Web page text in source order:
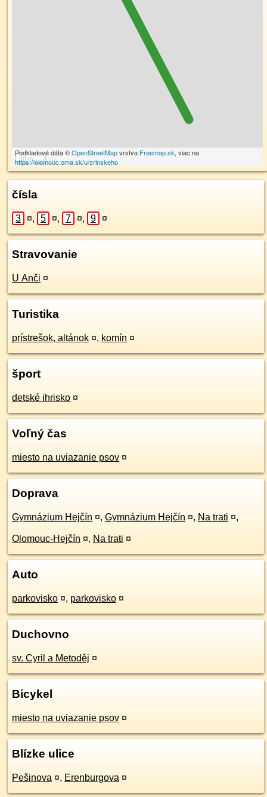
10 m
Podkladové dáta ©OpenStreetMapvrstva Freemap.sk, viac na
https://olomouc.oma.sk/u/zrinskeho
čísla
3 ¤, 5 ¤, 7 ¤, 9 ¤
Stravovanie
U Anči ¤
Turistika
prístrešok, altánok ¤, komín ¤
šport
detské ihrisko ¤
Voľný čas
miesto na uviazanie psov ¤
Doprava
Gymnázium Hejčín ¤, Gymnázium Hejčín ¤, Na trati ¤,
Olomouc-Hejčín ¤, Na trati ¤
Auto
parkovisko ¤, parkovisko ¤
Duchovno
sv. Cyril a Metoděj ¤
Bicykel
miesto na uviazanie psov ¤
Blízke ulice
Pešinova ¤, Erenburgova ¤